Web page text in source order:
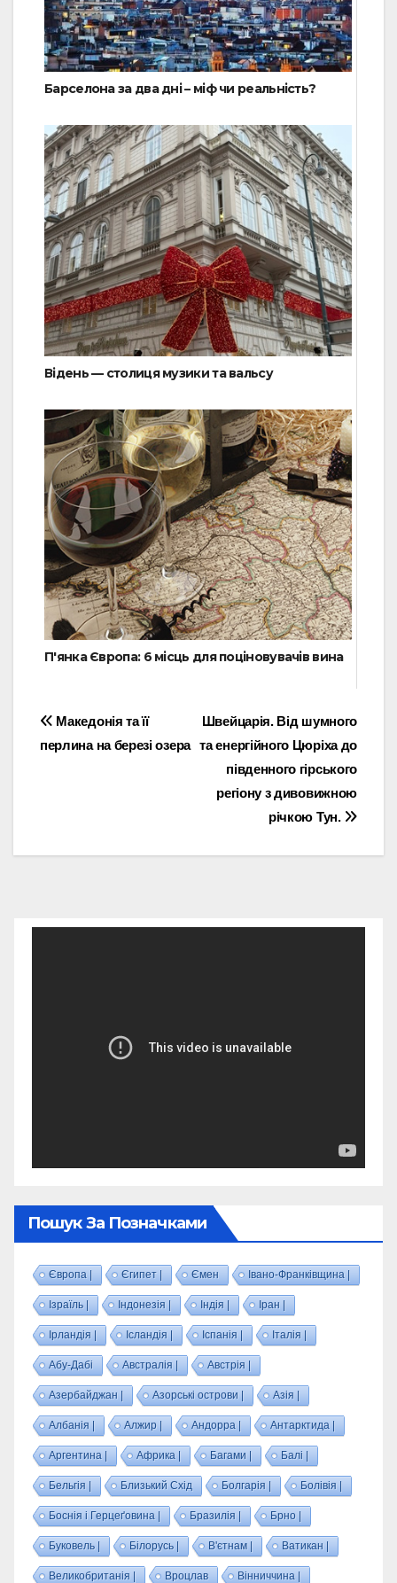
Барселона за два дні – міф чи реальність?
Відень — столиця музики та вальсу
П'янка Європа: 6 місць для поціновувачів вина
Навігація
записів
Швейцарія. Від шумного
та енергійного Цюріха до
південного гірського
регіону з дивовижною
річкою Тун.
Македонія та її
перлина на березі озера
Пошук За Позначками
Європа | Єгипет | Ємен Івано-Франківщина |
Ізраїль | Індонезія | Індія | Іран |
Ірландія | Ісландія | Іспанія | Італія |
Абу-Дабі Австралія | Австрія |
Азербайджан | Азорські острови | Азія |
Албанія | Алжир | Андорра | Антарктида |
Аргентина | Африка | Багами | Балі |
Бельгія | Близький Схід Болгарія | Болівія |
Боснія і Герцеґовина | Бразилія | Брно |
Буковель | Білорусь | В'єтнам | Ватикан |
Великобританія | Вроцлав Вінниччина |